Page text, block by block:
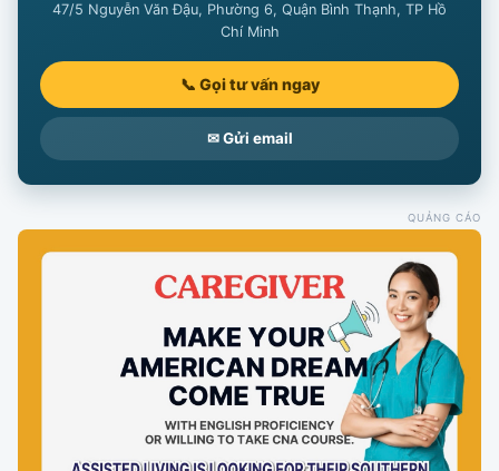
47/5 Nguyễn Văn Đậu, Phường 6, Quận Bình Thạnh, TP Hồ
Chí Minh
📞 Gọi tư vấn ngay
✉ Gửi email
QUẢNG CÁO